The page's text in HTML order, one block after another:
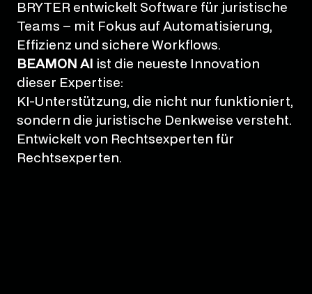
BRYTER entwickelt Software für juristische
Teams – mit Fokus auf Automatisierung,
Effizienz und sichere Workflows.
BEAMON AI
ist die neueste Innovation
dieser Expertise:
KI-Unterstützung, die nicht nur funktioniert,
sondern die juristische Denkweise versteht.
Entwickelt von Rechtsexperten für
Rechtsexperten.